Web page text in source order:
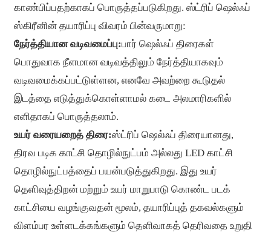
காண்பிப்பதற்காகப் பொருத்தப்படுகிறது. ஸ்ட்ரிப் ஷெல்ஃப்
ஸ்கிரீனின் தயாரிப்பு விவரம் பின்வருமாறு:
நேர்த்தியான வடிவமைப்பு:பார் ஷெல்ஃப் திரைகள்
பொதுவாக நீளமான வடிவத்திலும் நேர்த்தியாகவும்
வடிவமைக்கப்பட்டுள்ளன, எனவே அவற்றை கூடுதல்
இடத்தை எடுத்துக்கொள்ளாமல் கடை அலமாரிகளில்
எளிதாகப் பொருத்தலாம்.
உயர் வரையறைத் திரை:ஸ்ட்ரிப் ஷெல்ஃப் திரையானது,
திரவ படிக காட்சி தொழில்நுட்பம் அல்லது LED காட்சி
தொழில்நுட்பத்தைப் பயன்படுத்துகிறது. இது உயர்
தெளிவுத்திறன் மற்றும் உயர் மாறுபாடு கொண்ட படக்
காட்சியை வழங்குவதன் மூலம், தயாரிப்புத் தகவல்களும்
விளம்பர உள்ளடக்கங்களும் தெளிவாகத் தெரிவதை உறுதி